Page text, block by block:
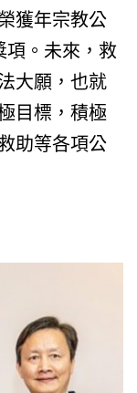
獲年宗教公
項。未來，救
大願，也就
目標，積極
助等各項公